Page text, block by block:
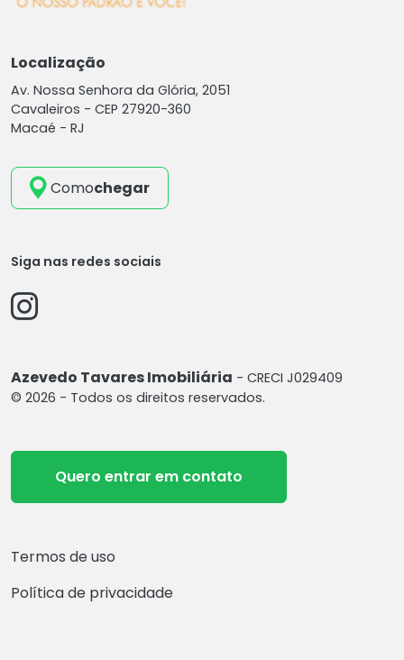
Localização
Av. Nossa Senhora da Glória, 2051
Cavaleiros - CEP 27920-360
Macaé - RJ
Comochegar
Siga nas redes sociais
Azevedo Tavares Imobiliária - CRECI J029409
© 2026 - Todos os direitos reservados.
Quero entrar em contato
Termos de uso
Política de privacidade